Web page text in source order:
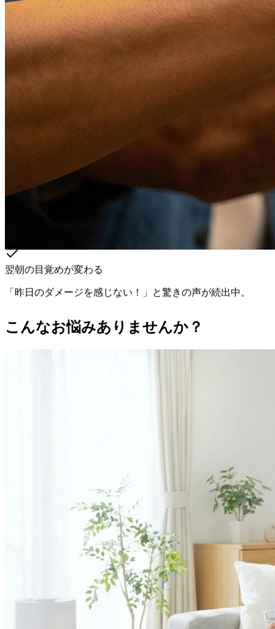
翌朝の目覚めが変わる
「昨日のダメージを感じない！」と驚きの声が続出中。
こんなお悩みありませんか？